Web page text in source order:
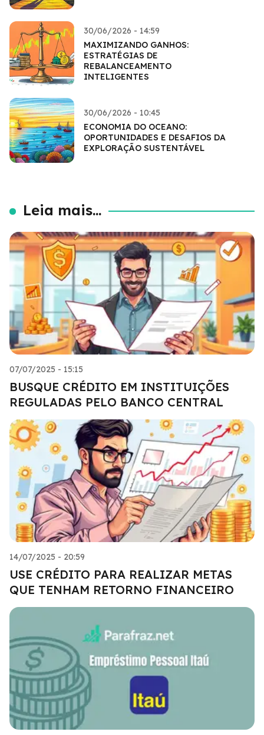
30/06/2026 - 14:59
MAXIMIZANDO GANHOS:
ESTRATÉGIAS DE
REBALANCEAMENTO
INTELIGENTES
30/06/2026 - 10:45
ECONOMIA DO OCEANO:
OPORTUNIDADES E DESAFIOS DA
EXPLORAÇÃO SUSTENTÁVEL
Leia mais...
07/07/2025 - 15:15
BUSQUE CRÉDITO EM INSTITUIÇÕES
REGULADAS PELO BANCO CENTRAL
14/07/2025 - 20:59
USE CRÉDITO PARA REALIZAR METAS
QUE TENHAM RETORNO FINANCEIRO